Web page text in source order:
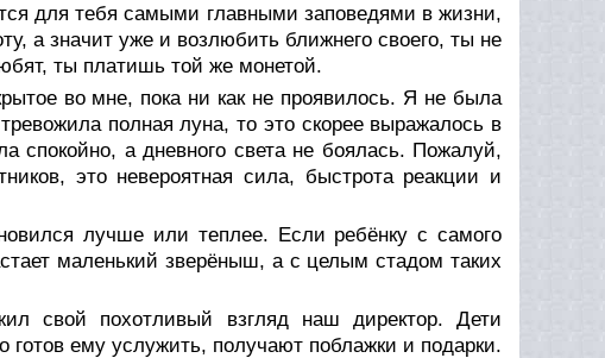
для тебя самыми главными заповедями в жизни,
а значит уже и возлюбить ближнего своего, ты не
ты платишь той же монетой.
во мне, пока ни как не проявилось. Я не была
полная луна, то это скорее выражалось в
спокойно, а дневного света не боялась. Пожалуй,
это невероятная сила, быстрота реакции и
лучше или теплее. Если ребёнку с самого
маленький зверёныш, а с целым стадом таких
свой похотливый взгляд наш директор. Дети
готов ему услужить, получают поблажки и подарки.